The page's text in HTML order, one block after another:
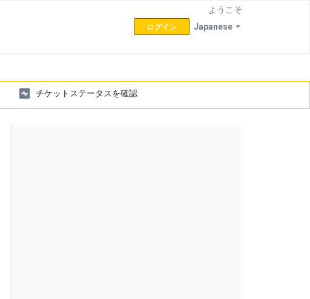
Japanese
ようこそ
ログイン
チケットステータスを確認